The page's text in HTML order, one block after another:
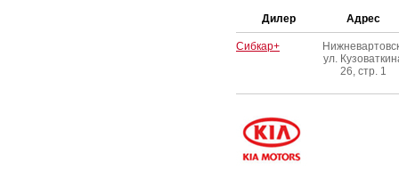
Дилер Адрес
Сибкар+
ул.
26, стр. 1